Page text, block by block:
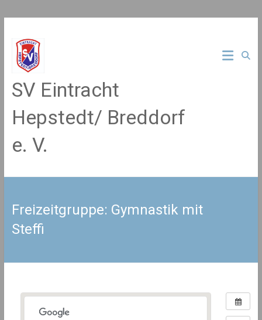
springen
SV Eintracht
Hepstedt/ Breddorf
e. V.
Freizeitgruppe: Gymnastik mit
Steffi